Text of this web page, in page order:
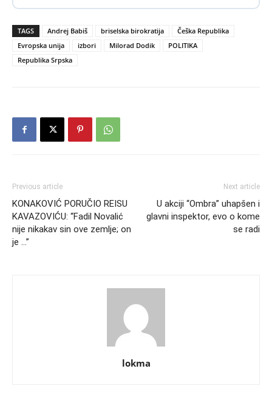
TAGS Andrej Babiš briselska birokratija
Češka Republika
Evropska unija
izbori Milorad Dodik
POLITIKA
Republika Srpska
Previous article
KONAKOVIĆ PORUČIO REISU
KAVAZOVIĆU: “Fadil Novalić
nije nikakav sin ove zemlje; on
je …”
Next article
U akciji “Ombra” uhapšen i
glavni inspektor, evo o kome
se radi
lokma